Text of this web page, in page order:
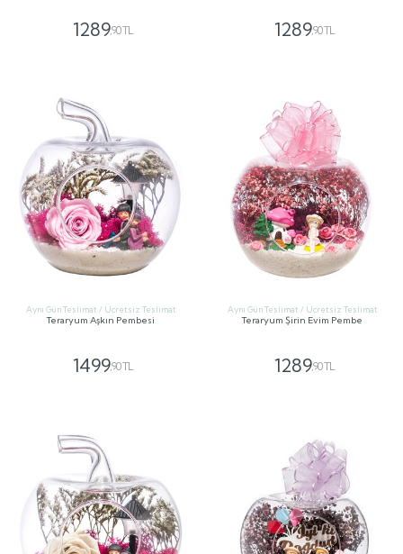
1289,90 TL 1289,90 TL
Aynı Gün Teslimat / Ücretsiz Teslimat
Teraryum Aşkın Pembesi
1499,90 TL
Aynı Gün Teslimat / Ücretsiz Teslimat
Teraryum Şirin Evim Pembe
1289,90 TL